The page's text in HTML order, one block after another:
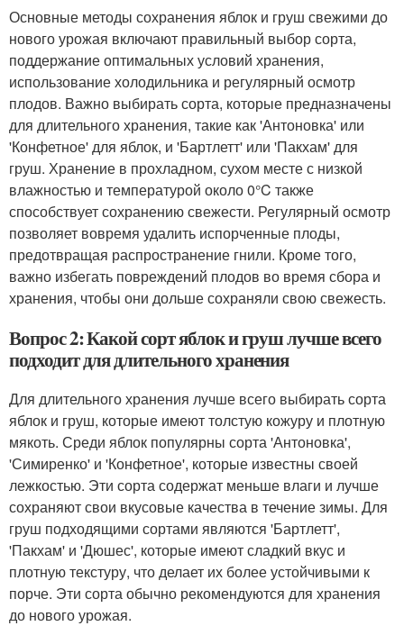
Основные методы сохранения яблок и груш свежими до
нового урожая включают правильный выбор сорта,
поддержание оптимальных условий хранения,
использование холодильника и регулярный осмотр
плодов. Важно выбирать сорта, которые предназначены
для длительного хранения, такие как 'Антоновка' или
'Конфетное' для яблок, и 'Бартлетт' или 'Пакхам' для
груш. Хранение в прохладном, сухом месте с низкой
влажностью и температурой около 0°C также
способствует сохранению свежести. Регулярный осмотр
позволяет вовремя удалить испорченные плоды,
предотвращая распространение гнили. Кроме того,
важно избегать повреждений плодов во время сбора и
хранения, чтобы они дольше сохраняли свою свежесть.
Вопрос 2: Какой сорт яблок и груш лучше всего
подходит для длительного хранения
Для длительного хранения лучше всего выбирать сорта
яблок и груш, которые имеют толстую кожуру и плотную
мякоть. Среди яблок популярны сорта 'Антоновка',
'Симиренко' и 'Конфетное', которые известны своей
лежкостью. Эти сорта содержат меньше влаги и лучше
сохраняют свои вкусовые качества в течение зимы. Для
груш подходящими сортами являются 'Бартлетт',
'Пакхам' и 'Дюшес', которые имеют сладкий вкус и
плотную текстуру, что делает их более устойчивыми к
порче. Эти сорта обычно рекомендуются для хранения
до нового урожая.